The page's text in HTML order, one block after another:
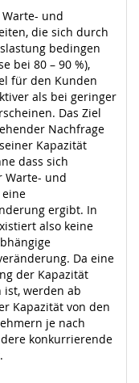
und
die sich durch
bedingen
bei 80 – 90 %),
für den Kunden
als bei geringer
Das Ziel
Nachfrage
Kapazität
dass sich
Warte- und
ergibt. In
also keine
Da eine
der Kapazität
ist, werden ab
Kapazität von den
je nach
konkurrierende